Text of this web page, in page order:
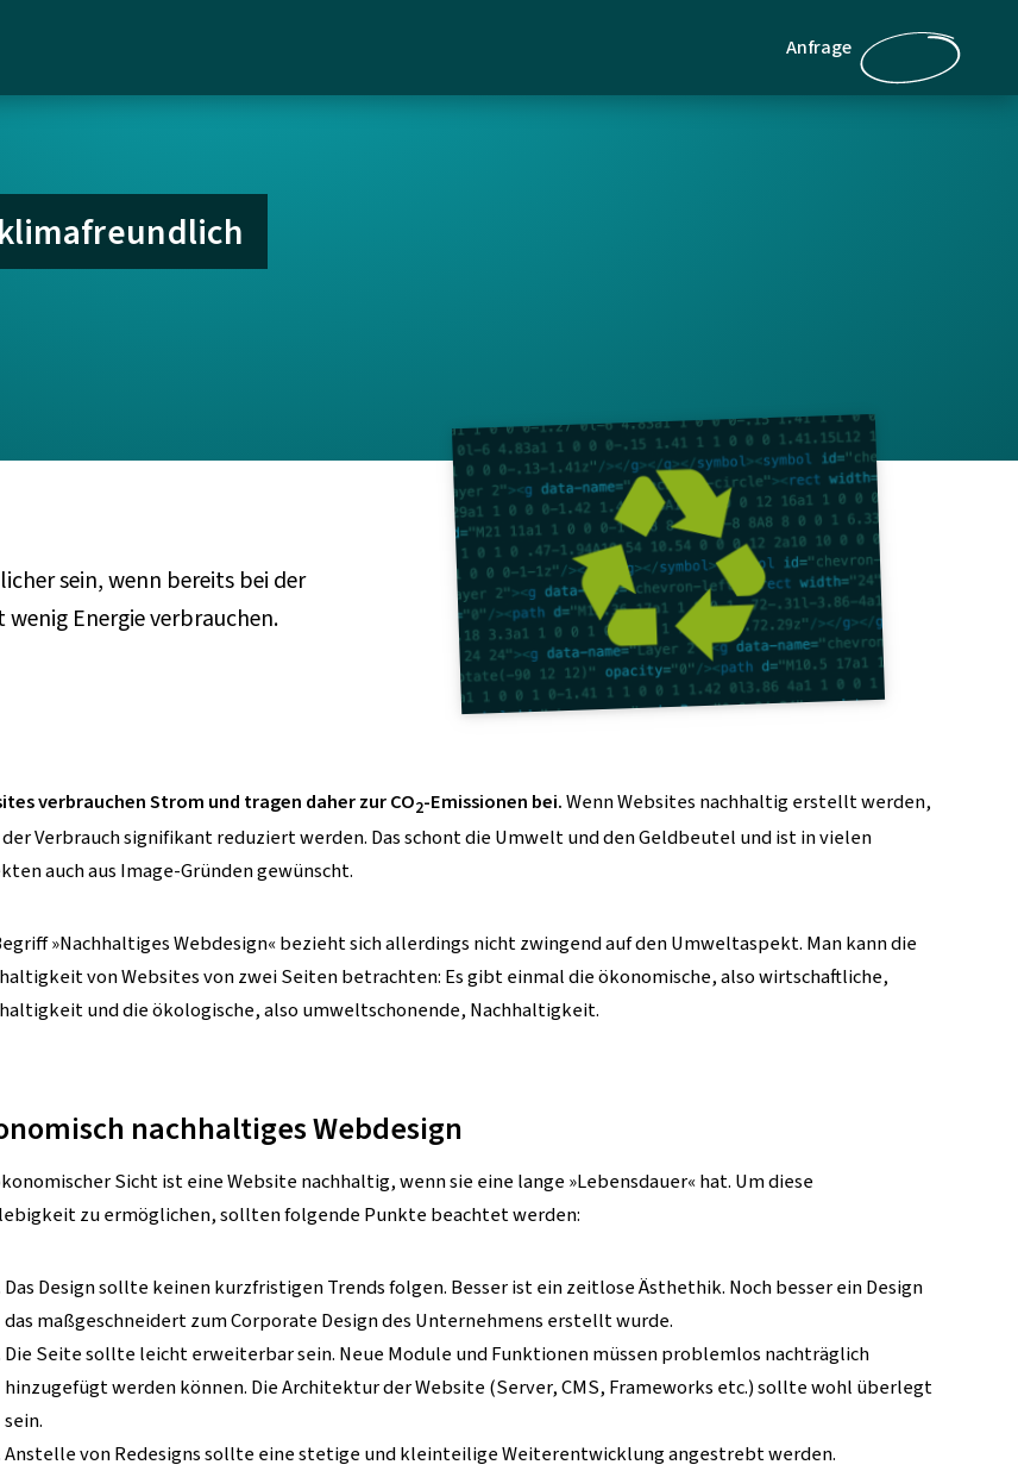
Anfrage
sein, wenn bereits bei der
Energie verbrauchen.
verbrauchen Strom und tragen daher zur CO2-Emissionen bei.Wenn Websites nachhaltig erstellt werden,
Verbrauch signifikant reduziert werden. Das schont die Umwelt und den Geldbeutel und ist in vielen
auch aus Image-Gründen gewünscht.
»Nachhaltiges Webdesign« bezieht sich allerdings nicht zwingend auf den Umweltaspekt. Man kann die
von Websites von zwei Seiten betrachten: Es gibt einmal die ökonomische, also wirtschaftliche,
und die ökologische, also umweltschonende, Nachhaltigkeit.
nachhaltiges Webdesign
Sicht ist eine Website nachhaltig, wenn sie eine lange »Lebensdauer« hat. Um diese
zu ermöglichen, sollten folgende Punkte beachtet werden:
Das Design sollte keinen kurzfristigen Trends folgen. Besser ist ein zeitlose Ästhethik. Noch besser ein Design
das maßgeschneidert zum Corporate Design des Unternehmens erstellt wurde.
Die Seite sollte leicht erweiterbar sein. Neue Module und Funktionen müssen problemlos nachträglich
hinzugefügt werden können. Die Architektur der Website (Server, CMS, Frameworks etc.) sollte wohl überlegt
sein.
Anstelle von Redesigns sollte eine stetige und kleinteilige Weiterentwicklung angestrebt werden.